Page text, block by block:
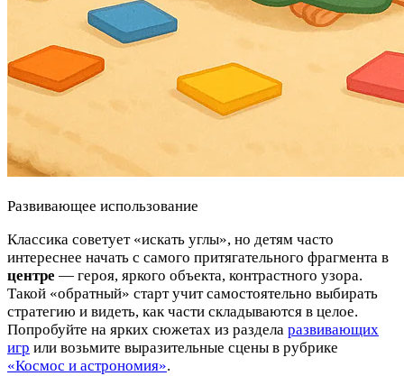
Развивающее использование
Классика советует «искать углы», но детям часто
интереснее начать с самого притягательного фрагмента в
центре — героя, яркого объекта, контрастного узора.
Такой «обратный» старт учит самостоятельно выбирать
стратегию и видеть, как части складываются в целое.
Попробуйте на ярких сюжетах из раздела развивающих
игр или возьмите выразительные сцены в рубрике
«Космос и астрономия».